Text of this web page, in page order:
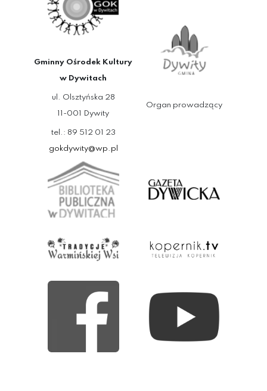
Gminny Ośrodek Kultury
w Dywitach
ul. Olsztyńska 28
11-001 Dywity
tel.: 89 512 01 23
gokdywity@wp.pl
Organ prowadzący